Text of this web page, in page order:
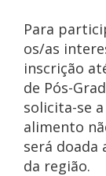
Para
os/as
inscrição
de Pós-
solicita-se
alimento
será doada
da região.